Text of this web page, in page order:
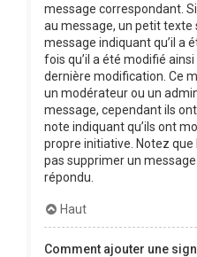
message correspondant.
au message, un petit texte
message indiquant qu’il a
fois qu’il a été modifié
dernière modification. Ce
un modérateur ou un
message, cependant ils
note indiquant qu’ils ont
propre initiative. Notez
pas supprimer un
répondu.
Haut
Comment ajouter une